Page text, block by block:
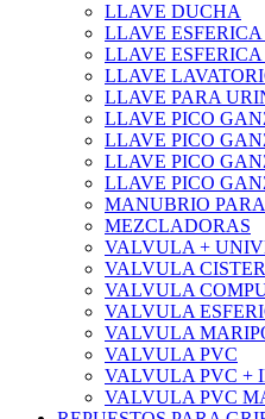
LLAVE DUCHA
LLAVE
LLAVE
LLAVE
LLAVE PARA
LLAVE PICO
LLAVE PICO
LLAVE PICO
LLAVE PICO
MANUBRIO PARA
MEZCLADORAS
VALVULA +
VALVULA
VALVULA
VALVULA
VALVULA
VALVULA PVC
VALVULA PVC +
VALVULA PVC